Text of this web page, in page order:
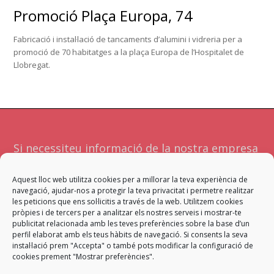
Aquest lloc web utilitza cookies per a millorar la teva experiència de
navegació, ajudar-nos a protegir la teva privacitat i permetre realitzar
les peticions que ens sol·licitis a través de la web. Utilitzem cookies
pròpies i de tercers per a analitzar els nostres serveis i mostrar-te
publicitat relacionada amb les teves preferències sobre la base d’un
perfil elaborat amb els teus hàbits de navegació. Si consents la seva
instal·lació prem "Accepta" o també pots modificar la configuració de
cookies prement "Mostrar preferències".
Promoció Plaça Europa, 74
Fabricació i instal·lació de tancaments d’alumini i vidreria per a
promoció de 70 habitatges a la plaça Europa de l’Hospitalet de
Llobregat.
Si necessiteu informació de la nostra empresa
nosaltres. Atendrà la vostra sol·licitud l'equip
més adient per a facilitar-vos una resposta
satisfactòria.
Contacta